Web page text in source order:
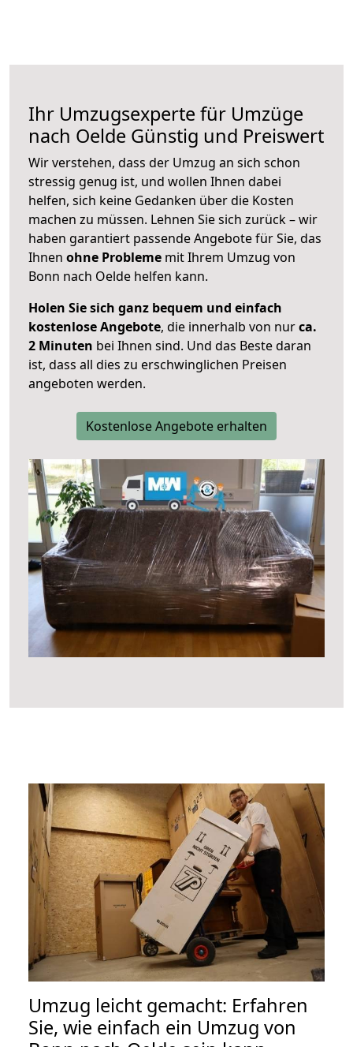
Ihr Umzugsexperte für Umzüge
nach Oelde Günstig und Preiswert
Wir verstehen, dass der Umzug an sich schon
stressig genug ist, und wollen Ihnen dabei
helfen, sich keine Gedanken über die Kosten
machen zu müssen. Lehnen Sie sich zurück – wir
haben garantiert passende Angebote für Sie, das
Ihnen ohne Probleme mit Ihrem Umzug von
Bonn nach Oelde helfen kann.
Holen Sie sich ganz bequem und einfach
kostenlose Angebote, die innerhalb von nurca.
2 Minuten bei Ihnen sind. Und das Beste daran
ist, dass all dies zu erschwinglichen Preisen
angeboten werden.
Kostenlose Angebote erhalten
Umzug leicht gemacht: Erfahren
Sie, wie einfach ein Umzug von